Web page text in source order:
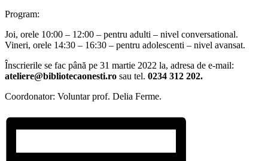
Program:
Joi, orele 10:00 – 12:00 – pentru adulti – nivel conversational.
Vineri, orele 14:30 – 16:30 – pentru adolescenti – nivel avansat.
Înscrierile se fac până pe 31 martie 2022 la, adresa de e-mail:
ateliere@bibliotecaonesti.ro sau tel. 0234 312 202.
Coordonator: Voluntar prof. Delia Ferme.